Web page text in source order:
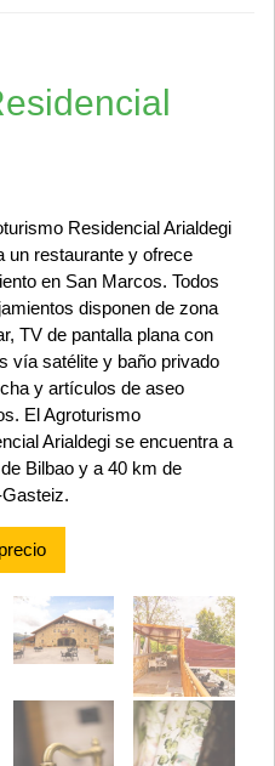
Residencial Arialdegi
un restaurante y ofrece
en San Marcos. Todos
disponen de zona
TV de pantalla plana con
vía satélite y baño privado
y artículos de aseo
El Agroturismo
Arialdegi se encuentra a
Bilbao y a 40 km de